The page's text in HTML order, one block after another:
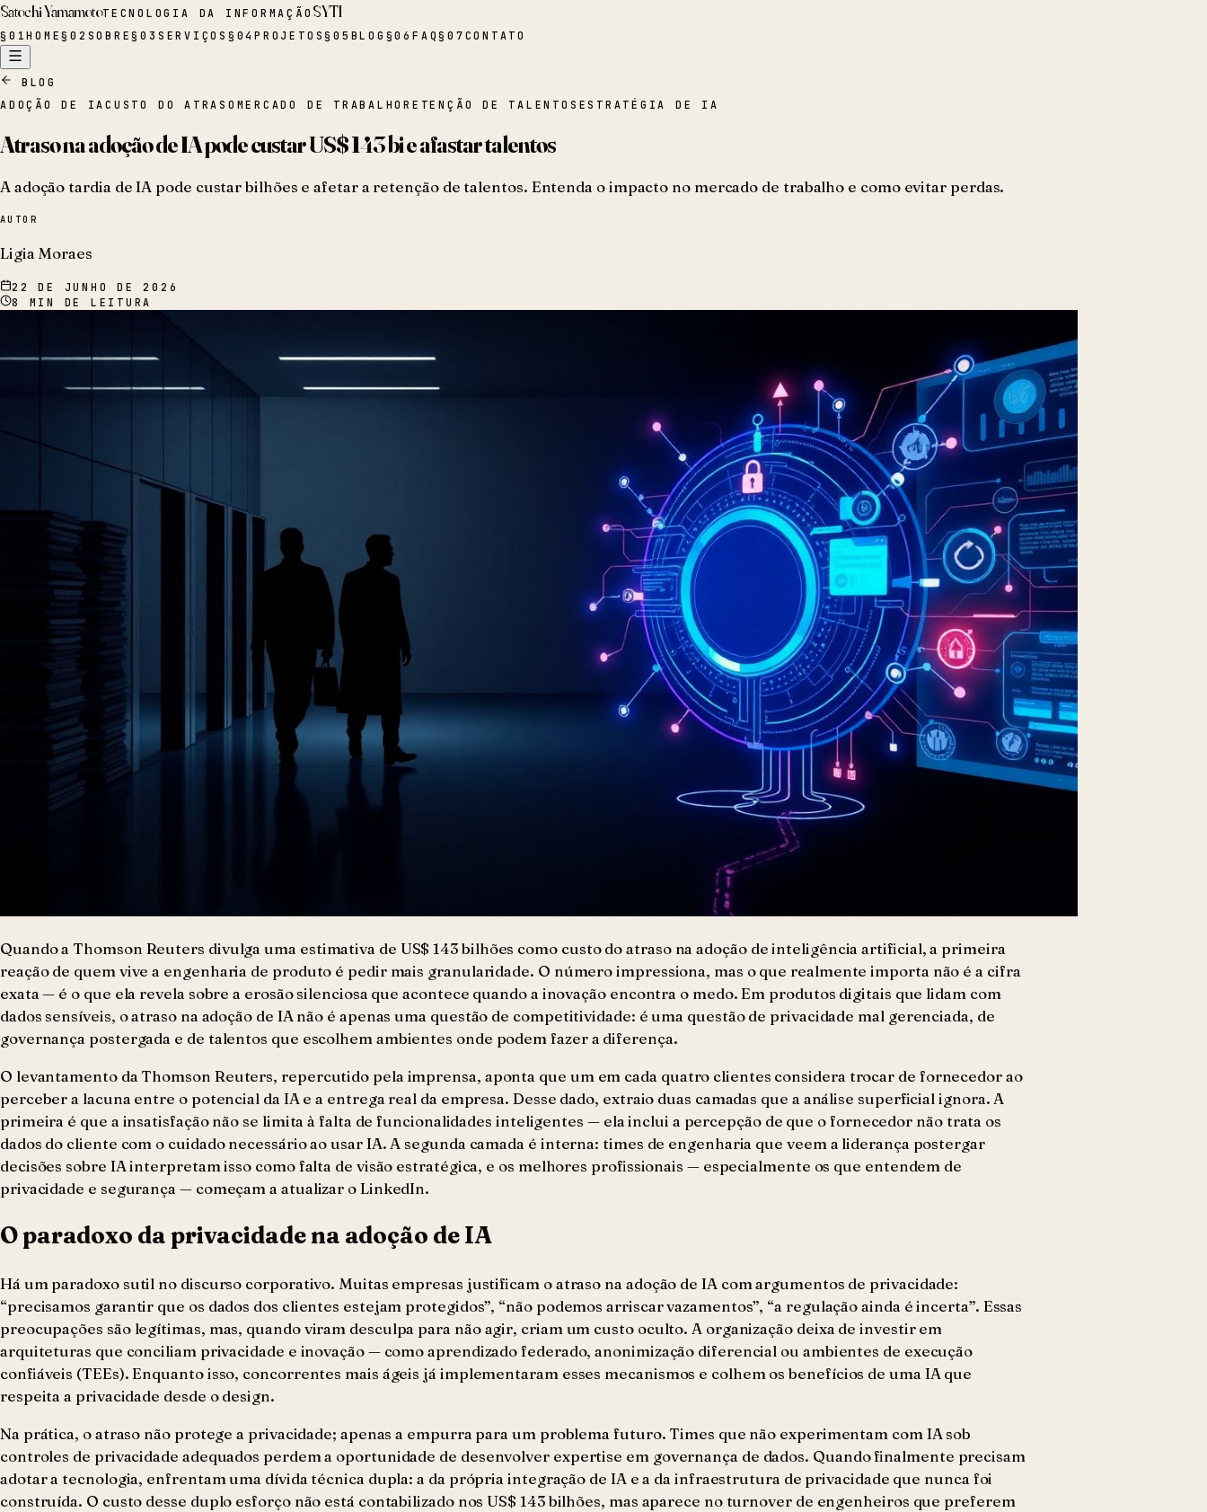
Satochi YamamotoTECNOLOGIA DA INFORMAÇÃO SYTI
§ 01HOME§02 SOBRE§03 SERVIÇOS § 04PROJETOS§05 BLOG §06 FAQ§07 CONTATO
BLOG
ADOÇÃO DE IACUSTO DO ATRASO MERCADO DE TRABALHORETENÇÃO DE TALENTOS ESTRATÉGIA DE IA
Atraso na adoção de IA pode custar US$ 143 bi e afastar talentos
A adoção tardia de IA pode custar bilhões e afetar a retenção de talentos. Entenda o impacto no mercado de trabalho e como evitar perdas.
AUTOR
Ligia Moraes
22 DE JUNHO DE 2026
8
MIN DE LEITURA
Quando a Thomson Reuters divulga uma estimativa de US$ 143 bilhões como custo do atraso na adoção de inteligência artificial, a primeira
reação de quem vive a engenharia de produto é pedir mais granularidade. O número impressiona, mas o que realmente importa não é a cifra
exata — é o que ela revela sobre a erosão silenciosa que acontece quando a inovação encontra o medo. Em produtos digitais que lidam com
dados sensíveis, o atraso na adoção de IA não é apenas uma questão de competitividade: é uma questão de privacidade mal gerenciada, de
governança postergada e de talentos que escolhem ambientes onde podem fazer a diferença.
O levantamento da Thomson Reuters, repercutido pela imprensa, aponta que um em cada quatro clientes considera trocar de fornecedor ao
perceber a lacuna entre o potencial da IA e a entrega real da empresa. Desse dado, extraio duas camadas que a análise superficial ignora. A
primeira é que a insatisfação não se limita à falta de funcionalidades inteligentes — ela inclui a percepção de que o fornecedor não trata os
dados do cliente com o cuidado necessário ao usar IA. A segunda camada é interna: times de engenharia que veem a liderança postergar
decisões sobre IA interpretam isso como falta de visão estratégica, e os melhores profissionais — especialmente os que entendem de
privacidade e segurança — começam a atualizar o LinkedIn.
O paradoxo da privacidade na adoção de IA
Há um paradoxo sutil no discurso corporativo. Muitas empresas justificam o atraso na adoção de IA com argumentos de privacidade:
“precisamos garantir que os dados dos clientes estejam protegidos”, “não podemos arriscar vazamentos”, “a regulação ainda é incerta”. Essas
preocupações são legítimas, mas, quando viram desculpa para não agir, criam um custo oculto. A organização deixa de investir em
arquiteturas que conciliam privacidade e inovação — como aprendizado federado, anonimização diferencial ou ambientes de execução
confiáveis (TEEs). Enquanto isso, concorrentes mais ágeis já implementaram esses mecanismos e colhem os benefícios de uma IA que
respeita a privacidade desde o design.
Na prática, o atraso não protege a privacidade; apenas a empurra para um problema futuro. Times que não experimentam com IA sob
controles de privacidade adequados perdem a oportunidade de desenvolver expertise em governança de dados. Quando finalmente precisam
adotar a tecnologia, enfrentam uma dívida técnica dupla: a da própria integração de IA e a da infraestrutura de privacidade que nunca foi
construída. O custo desse duplo esforço não está contabilizado nos US$ 143 bilhões, mas aparece no turnover de engenheiros que preferem